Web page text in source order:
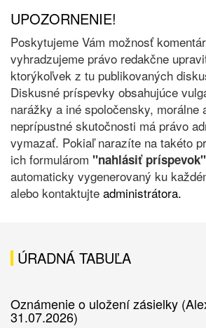
UPOZORNENIE!
Poskytujeme Vám možnosť
vyhradzujeme právo redakčne
ktorýkoľvek z tu publikovaných
Diskusné príspevky obsahujúce
narážky a iné spoločensky, morálne
neprípustné skutočnosti má právo
vymazať. Pokiaľ narazíte na takéto
ich formulárom "nahlásiť príspevok"
automaticky vygenerovaný ku
alebo kontaktujte administrátora.
ÚRADNÁ TABUĽA
Oznámenie o uložení zásielky
31.07.2026)